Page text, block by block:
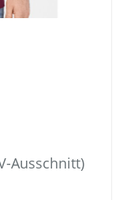
Ausschnitt)